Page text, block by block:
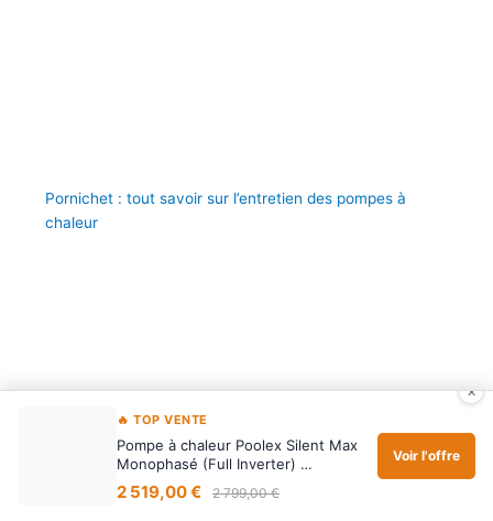
Pornichet : tout savoir sur l’entretien des pompes à
chaleur
×
🔥 TOP VENTE
Pompe à chaleur Poolex Silent Max
Monophasé (Full Inverter) …
2 519,00 € 2 799,00 €
Voir l'offre